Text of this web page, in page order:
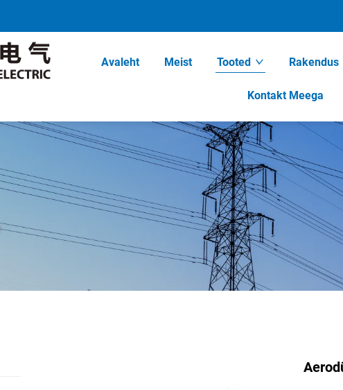
Avaleht Meist Tooted Rakendus
Kontakt Meega